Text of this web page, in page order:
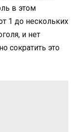
в этом
1 до нескольких
и нет
сократить это